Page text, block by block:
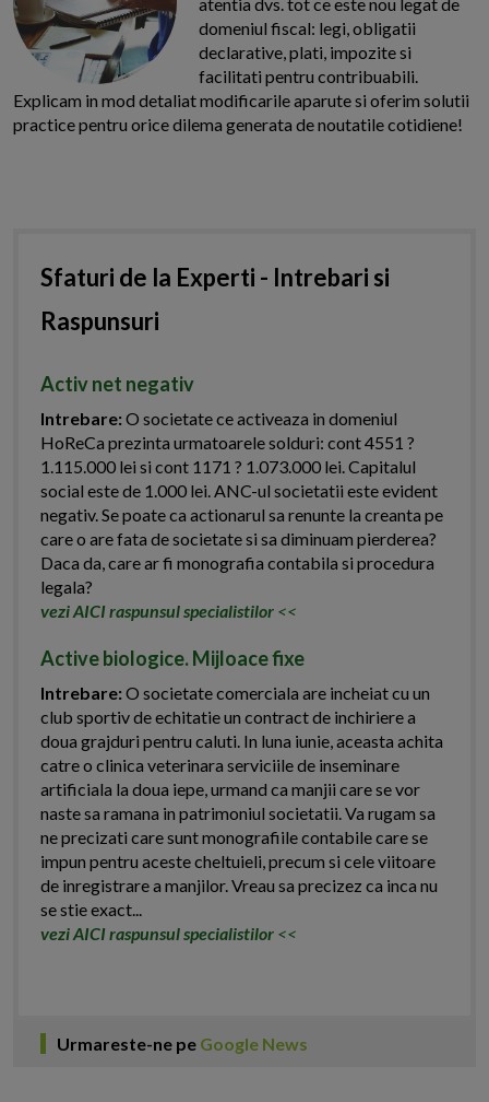
domeniul fiscal: legi, obligatii
declarative, plati, impozite si
facilitati pentru contribuabili.
Explicam in mod detaliat modificarile aparute si oferim solutii
practice pentru orice dilema generata de noutatile cotidiene!
Sfaturi de la Experti - Intrebari si
Raspunsuri
Activ net negativ
Intrebare:O societate ce activeaza in domeniul
HoReCa prezinta urmatoarele solduri: cont 4551 ?
1.115.000 lei si cont 1171 ? 1.073.000 lei. Capitalul
social este de 1.000 lei. ANC-ul societatii este evident
negativ. Se poate ca actionarul sa renunte la creanta pe
care o are fata de societate si sa diminuam pierderea?
Daca da, care ar fi monografia contabila si procedura
legala?
vezi AICI raspunsul specialistilor <<
Active biologice. Mijloace fixe
Intrebare:O societate comerciala are incheiat cu un
club sportiv de echitatie un contract de inchiriere a
doua grajduri pentru caluti. In luna iunie, aceasta achita
catre o clinica veterinara serviciile de inseminare
artificiala la doua iepe, urmand ca manjii care se vor
naste sa ramana in patrimoniul societatii. Va rugam sa
ne precizati care sunt monografiile contabile care se
impun pentru aceste cheltuieli, precum si cele viitoare
de inregistrare a manjilor. Vreau sa precizez ca inca nu
se stie exact...
vezi AICI raspunsul specialistilor <<
Urmareste-ne pe Google News